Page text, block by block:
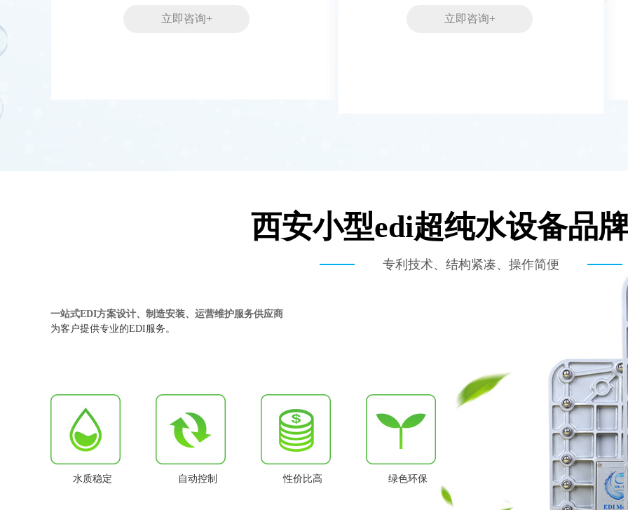
立即咨询+ 立即咨询+
西安小型edi超纯水设备品
专利技术、结构紧凑、操作简便
一站式EDI方案设计、制造安装、运营维护服务供应商
为客户提供专业的EDI服务。
水质稳定 自动控制 性价比高 绿色环保